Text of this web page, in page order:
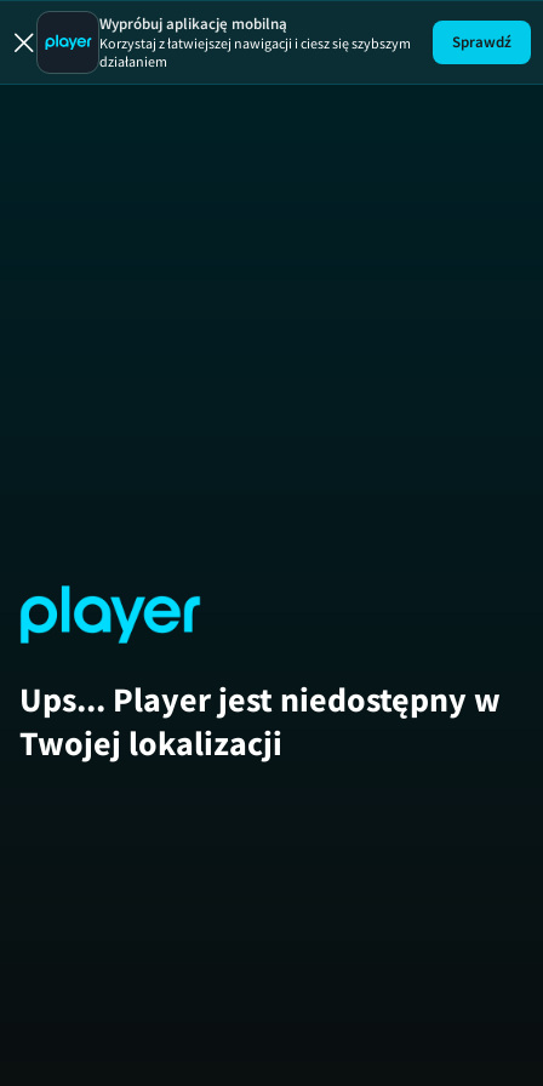
Zgłoś remont
Wypróbuj aplikację mobilną
Korzystaj z łatwiejszej nawigacji i ciesz się szybszym
działaniem
Sprawdź
Ups... Player jest niedostępny w
Twojej lokalizacji